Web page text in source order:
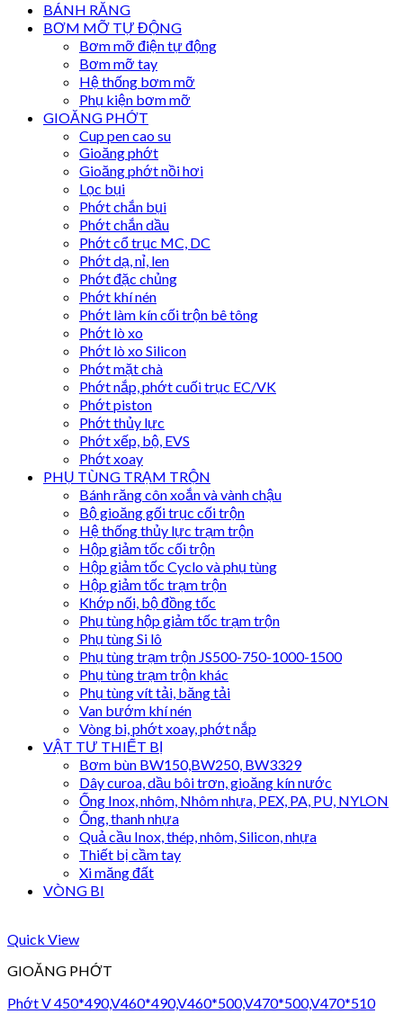
BÁNH RĂNG
BƠM MỠ TỰ ĐỘNG
Bơm mỡ điện tự động
Bơm mỡ tay
Hệ thống bơm mỡ
Phụ kiện bơm mỡ
GIOĂNG PHỚT
Cup pen cao su
Gioăng phớt
Gioăng phớt nồi hơi
Lọc bụi
Phớt chắn bụi
Phớt chắn dầu
Phớt cổ trục MC, DC
Phớt dạ, nỉ, len
Phớt đặc chủng
Phớt khí nén
Phớt làm kín cối trộn bê tông
Phớt lò xo
Phớt lò xo Silicon
Phớt mặt chà
Phớt nắp, phớt cuối trục EC/VK
Phớt piston
Phớt thủy lực
Phớt xếp, bộ, EVS
Phớt xoay
PHỤ TÙNG TRẠM TRỘN
Bánh răng côn xoắn và vành chậu
Bộ gioăng gối trục cối trộn
Hệ thống thủy lực trạm trộn
Hộp giảm tốc cối trộn
Hộp giảm tốc Cyclo và phụ tùng
Hộp giảm tốc trạm trộn
Khớp nối, bộ đồng tốc
Phụ tùng hộp giảm tốc trạm trộn
Phụ tùng Si lô
Phụ tùng trạm trộn JS500-750-1000-1500
Phụ tùng trạm trộn khác
Phụ tùng vít tải, băng tải
Van bướm khí nén
Vòng bi, phớt xoay, phớt nắp
VẬT TƯ THIẾT BỊ
Bơm bùn BW150,BW250, BW3329
Dây curoa, dầu bôi trơn, gioăng kín nước
Ống Inox, nhôm, Nhôm nhựa, PEX, PA, PU, NYLON
Ống, thanh nhựa
Quả cầu Inox, thép, nhôm, Silicon, nhựa
Thiết bị cầm tay
Xi măng đất
VÒNG BI
Quick View
GIOĂNG PHỚT
Phớt V 450*490,V460*490,V460*500,V470*500,V470*510